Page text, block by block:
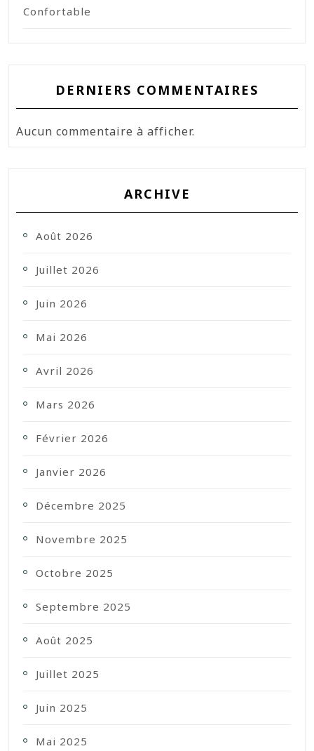
Confortable
DERNIERS COMMENTAIRES
Aucun commentaire à afficher.
ARCHIVE
Août 2026
Juillet 2026
Juin 2026
Mai 2026
Avril 2026
Mars 2026
Février 2026
Janvier 2026
Décembre 2025
Novembre 2025
Octobre 2025
Septembre 2025
Août 2025
Juillet 2025
Juin 2025
Mai 2025